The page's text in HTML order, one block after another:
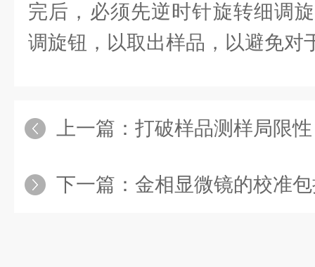
完后，必须先逆时针旋转细调
调旋钮，以取出样品，以避免对
上一篇： 打破样品测样局限性丨飞
下一篇： 金相显微镜的校准